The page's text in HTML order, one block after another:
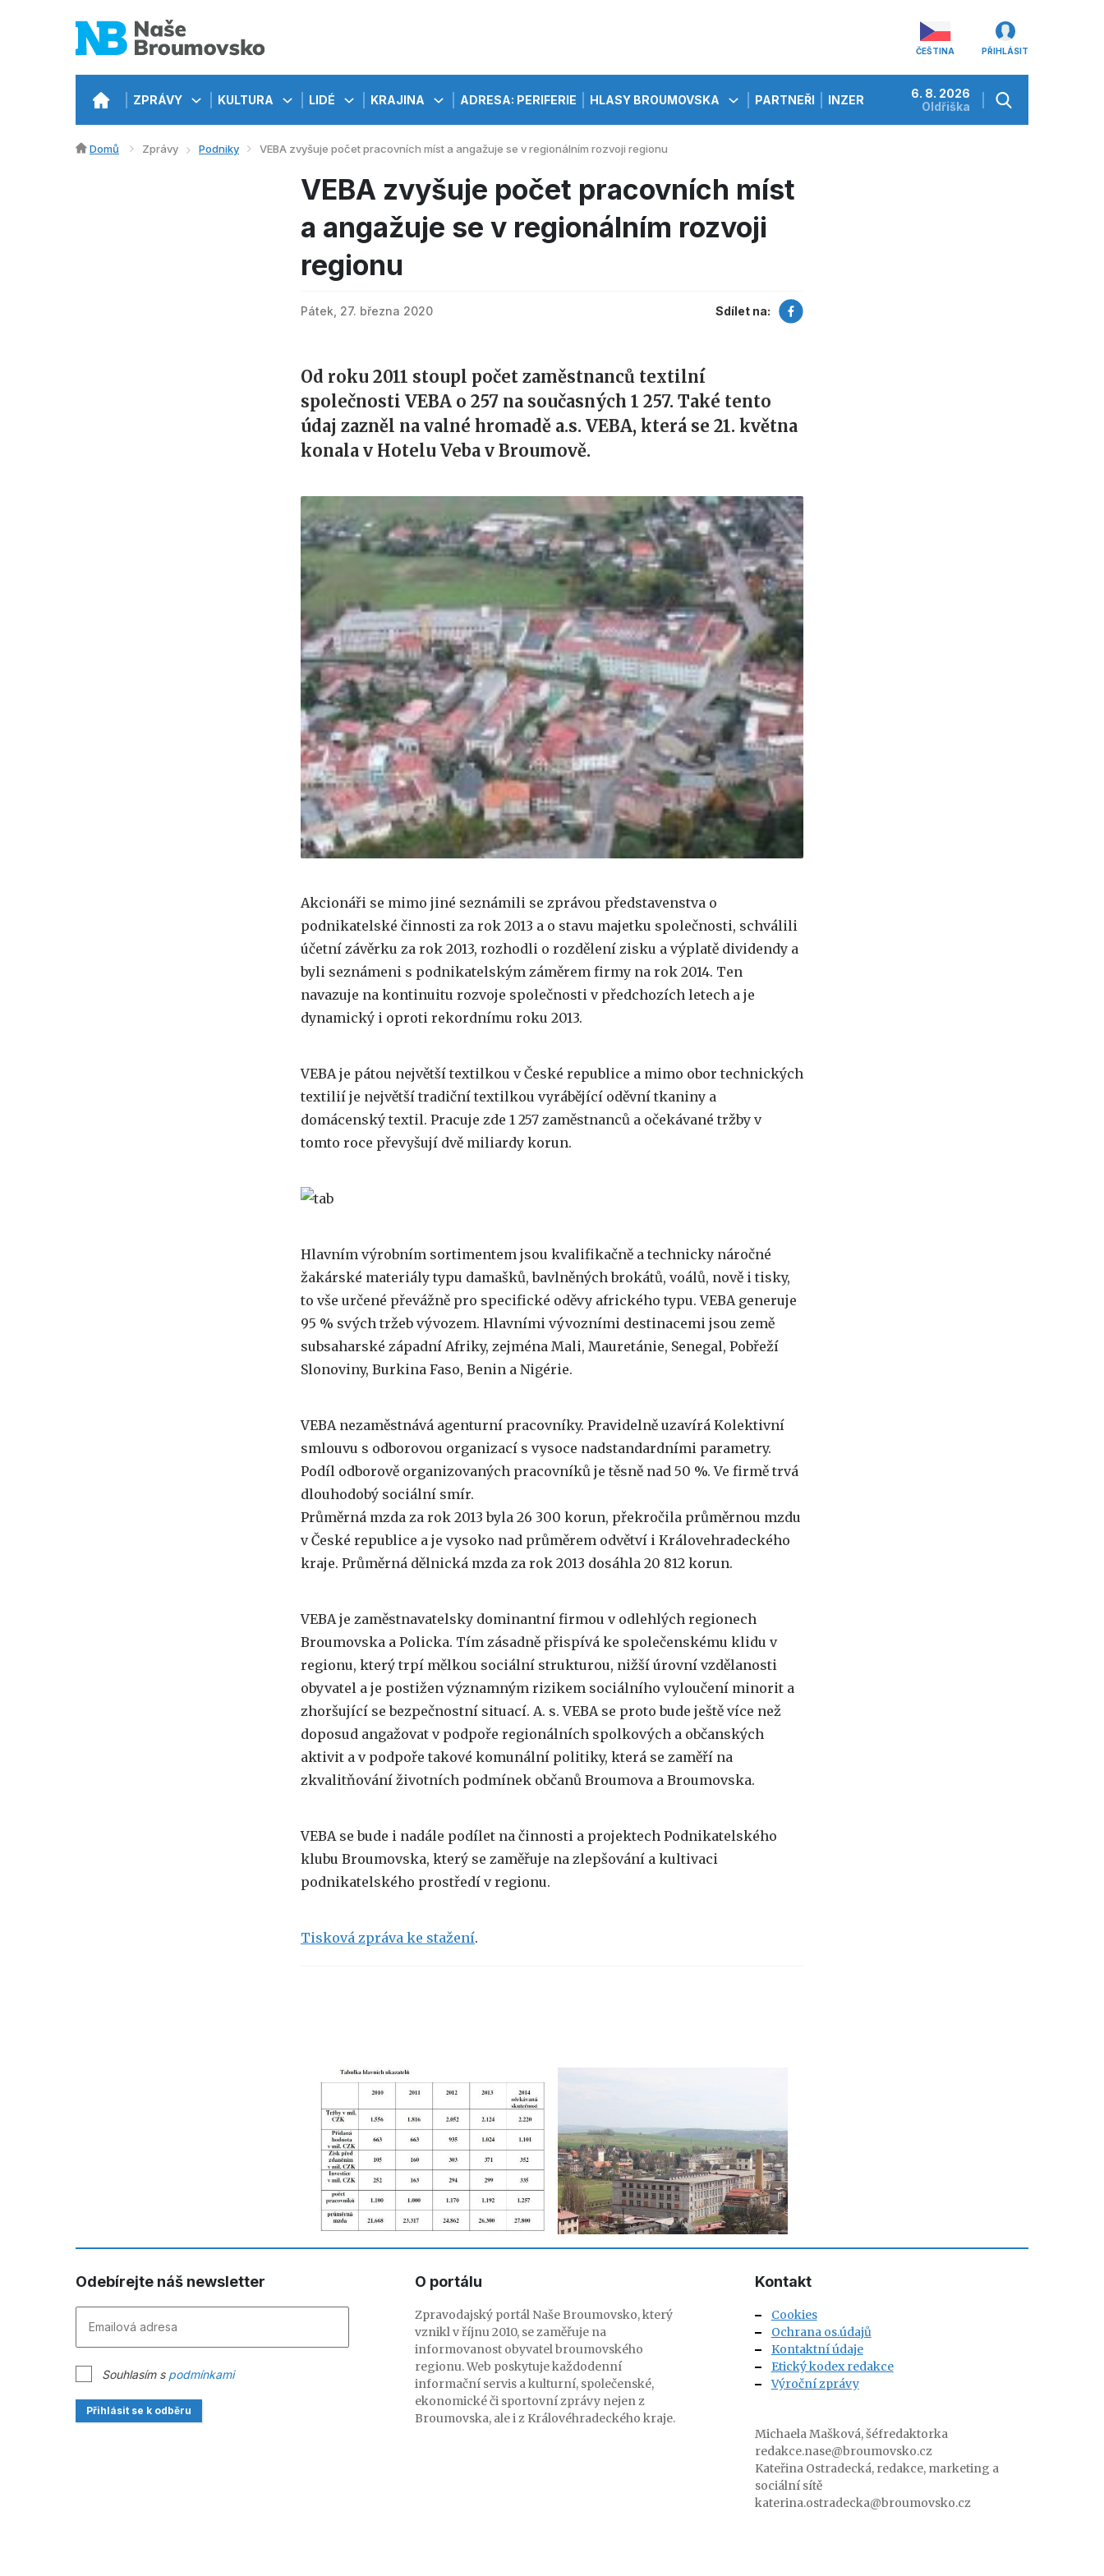
Domů Zprávy Podniky VEBA zvyšuje počet pracovních míst a angažuje se v regionálním rozvoji regionu
VEBA zvyšuje počet pracovních míst
a angažuje se v regionálním rozvoji
regionu
Pátek, 27. března 2020 Sdílet na:
Od roku 2011 stoupl počet zaměstnanců textilní
společnosti VEBA o 257 na současných 1 257. Také tento
údaj zazněl na valné hromadě a.s. VEBA, která se 21. května
konala v Hotelu Veba v Broumově.
Akcionáři se mimo jiné seznámili se zprávou představenstva o
podnikatelské činnosti za rok 2013 a o stavu majetku společnosti, schválili
účetní závěrku za rok 2013, rozhodli o rozdělení zisku a výplatě dividendy a
byli seznámeni s podnikatelským záměrem firmy na rok 2014. Ten
navazuje na kontinuitu rozvoje společnosti v předchozích letech a je
dynamický i oproti rekordnímu roku 2013.
VEBA je pátou největší textilkou v České republice a mimo obor technických
textilií je největší tradiční textilkou vyrábějící oděvní tkaniny a
domácenský textil. Pracuje zde 1 257 zaměstnanců a očekávané tržby v
tomto roce převyšují dvě miliardy korun.
Hlavním výrobním sortimentem jsou kvalifikačně a technicky náročné
žakárské materiály typu damašků, bavlněných brokátů, voálů, nově i tisky,
to vše určené převážně pro specifické oděvy afrického typu. VEBA generuje
95 % svých tržeb vývozem. Hlavními vývozními destinacemi jsou země
subsaharské západní Afriky, zejména Mali, Mauretánie, Senegal, Pobřeží
Slonoviny, Burkina Faso, Benin a Nigérie.
VEBA nezaměstnává agenturní pracovníky. Pravidelně uzavírá Kolektivní
smlouvu s odborovou organizací s vysoce nadstandardními parametry.
Podíl odborově organizovaných pracovníků je těsně nad 50 %. Ve firmě trvá
dlouhodobý sociální smír.
Průměrná mzda za rok 2013 byla 26 300 korun, překročila průměrnou mzdu
v České republice a je vysoko nad průměrem odvětví i Královehradeckého
kraje. Průměrná dělnická mzda za rok 2013 dosáhla 20 812 korun.
VEBA je zaměstnavatelsky dominantní firmou v odlehlých regionech
Broumovska a Policka. Tím zásadně přispívá ke společenskému klidu v
regionu, který trpí mělkou sociální strukturou, nižší úrovní vzdělanosti
obyvatel a je postižen významným rizikem sociálního vyloučení minorit a
zhoršující se bezpečnostní situací. A. s. VEBA se proto bude ještě více než
doposud angažovat v podpoře regionálních spolkových a občanských
aktivit a v podpoře takové komunální politiky, která se zaměří na
zkvalitňování životních podmínek občanů Broumova a Broumovska.
VEBA se bude i nadále podílet na činnosti a projektech Podnikatelského
klubu Broumovska, který se zaměřuje na zlepšování a kultivaci
podnikatelského prostředí v regionu.
Tisková zpráva ke stažení.
ZPRÁVY KULTURA LIDÉ KRAJINA ADRESA: PERIFERIE HLASY BROUMOVSKA PARTNEŘI INZERCE
6. 8. 2026
Oldřiška
ČEŠTINA PŘIHLÁSIT
Odebírejte náš newsletter
Souhlasím s podmínkami
Přihlásit se k odběru
O portálu
Zpravodajský portál Naše Broumovsko, který
vznikl v říjnu 2010, se zaměřuje na
informovanost obyvatel broumovského
regionu. Web poskytuje každodenní
informační servis a kulturní, společenské,
ekonomické či sportovní zprávy nejen z
Broumovska, ale i z Královéhradeckého kraje.
Kontakt
Cookies
Ochrana os.údajů
Kontaktní údaje
Etický kodex redakce
Výroční zprávy
Michaela Mašková, šéfredaktorka
redakce.nase@broumovsko.cz
Kateřina Ostradecká, redakce, marketing a
sociální sítě
katerina.ostradecka@broumovsko.cz